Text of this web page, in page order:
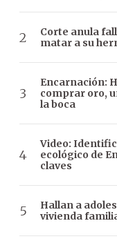
Corte anula
matar a su
Encarnación:
comprar oro,
la boca
Video:
ecológico de
claves
Hallan a
vivienda